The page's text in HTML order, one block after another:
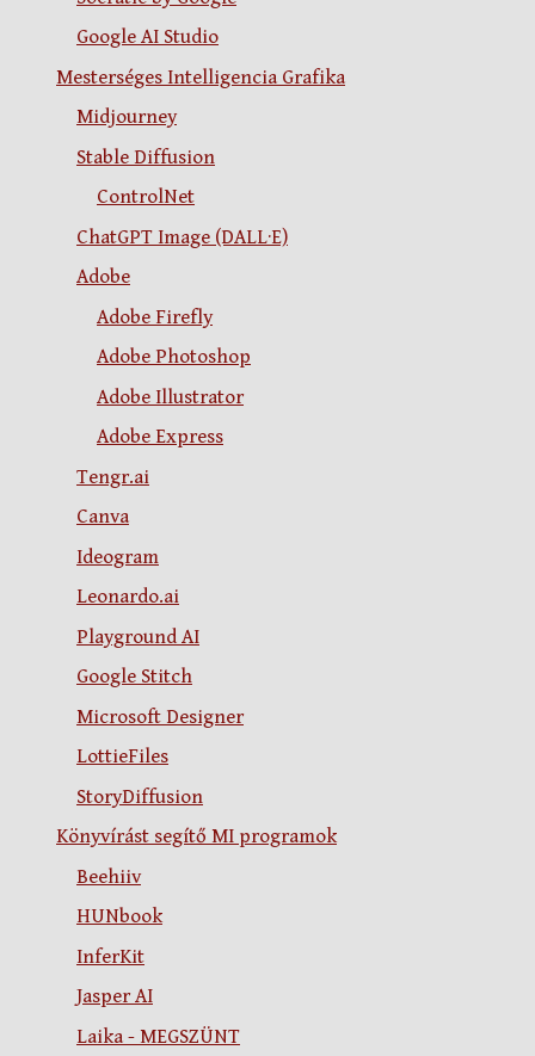
Google AI Studio
Mesterséges Intelligencia Grafika
Midjourney
Stable Diffusion
ControlNet
ChatGPT Image (DALL·E)
Adobe
Adobe Firefly
Adobe Photoshop
Adobe Illustrator
Adobe Express
Tengr.ai
Canva
Ideogram
Leonardo.ai
Playground AI
Google Stitch
Microsoft Designer
LottieFiles
StoryDiffusion
Könyvírást segítő MI programok
Beehiiv
HUNbook
InferKit
Jasper AI
Laika - MEGSZÜNT